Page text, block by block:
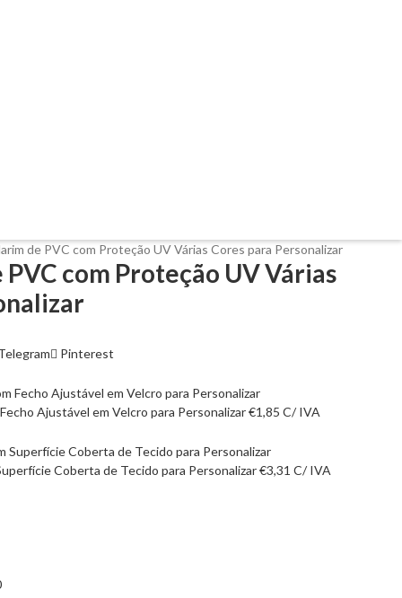
de PVC com Proteção UV Várias Cores para Personalizar
com Proteção UV Várias
Pinterest
Ajustável em Velcro para Personalizar€1,85 C/ IVA
Coberta de Tecido para Personalizar€3,31 C/ IVA